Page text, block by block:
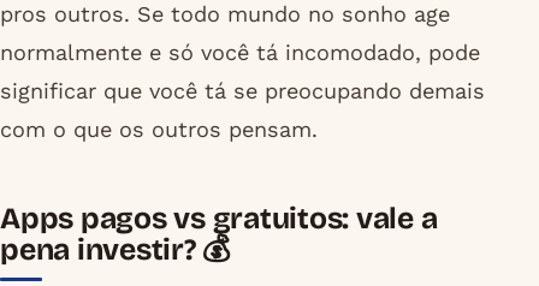
pros outros. Se todo mundo no sonho age
normalmente e só você tá incomodado, pode
significar que você tá se preocupando demais
com o que os outros pensam.
Apps pagos vs gratuitos: vale a
pena investir? 💰